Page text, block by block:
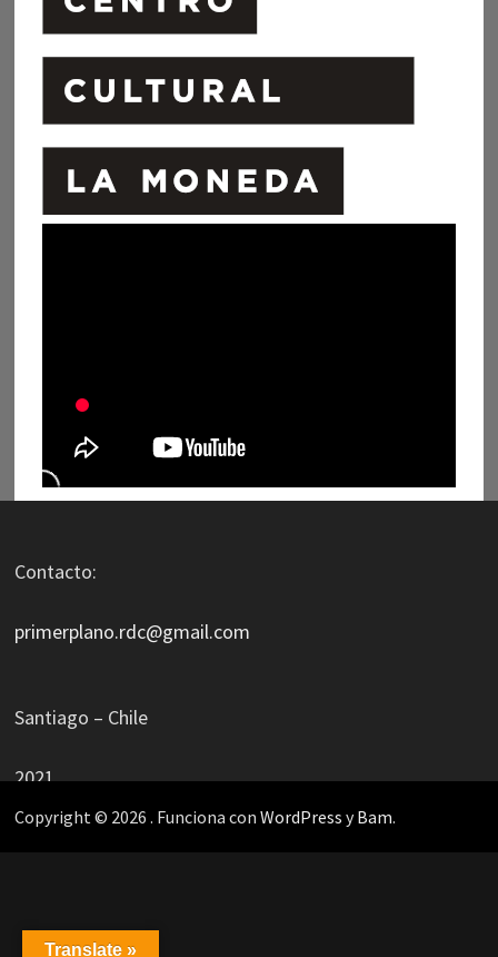
Contacto:
primerplano.rdc@gmail.com
Santiago – Chile
2021
Copyright © 2026 . Funciona con WordPress yBam.
Translate »